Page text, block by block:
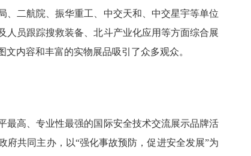
、二航院、振华重工、中交天和、中交星宇等单位
人员跟踪搜救装备、北斗产业化应用等方面综合展
内容和丰富的实物展品吸引了众多观众。
最高、专业性最强的国际安全技术交流展示品牌活
共同主办，以“强化事故预防，促进安全发展”为